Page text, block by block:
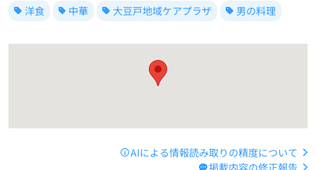
洋食
中華 大豆戸地域ケアプラザ 男の料理
AIによる情報読み取りの精度について
掲載内容の修正報告